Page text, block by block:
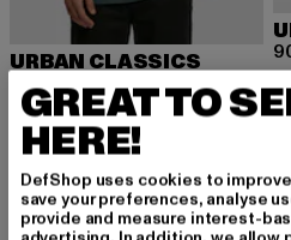
URBAN CLASSICS
Heavy Oversized
EUR 15,99
Huidige prijs: EUR 15,99
EUR 22,99 Actieprijs: EUR
NIEUW -38%
GREAT TO
HERE!
DefShop uses cookies to
save your preferences, analyse
provide and measure interest-